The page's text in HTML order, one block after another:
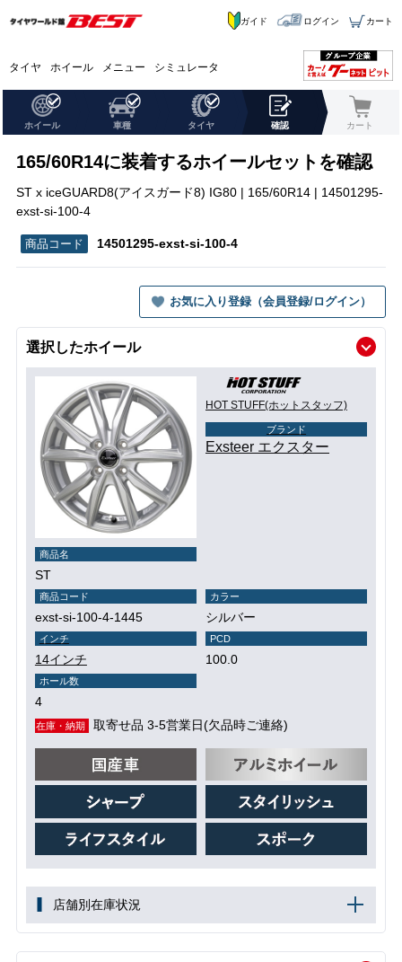
タイヤ ホイール メニュー シミュレータ
ガイド ログイン カート
ホイール 車種 タイヤ 確認 カート
165/60R14に装着するホイールセットを確認
ST x iceGUARD8(アイスガード8) IG80 | 165/60R14 | 14501295-
exst-si-100-4
14501295-exst-si-100-4
お気に入り登録（会員登録/ログイン）
選択したホイール
HOT STUFF(ホットスタッフ)
ブランド
Exsteer エクスター
商品名
ST
商品コード
exst-si-100-4-1445
カラー
シルバー
インチ
14インチ
PCD
100.0
ホール数
4
在庫・納期 取寄せ品 3-5営業日(欠品時ご連絡)
店舗別在庫状況